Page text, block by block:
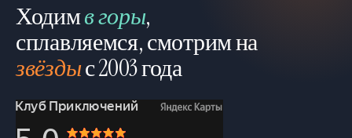
Ходимв горы,
сплавляемся, смотрим на
звёздыс 2003 года